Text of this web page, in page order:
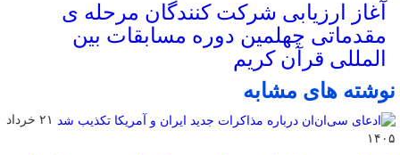
آغاز ارزیابی شرکت کنندگان مرحله ی
مقدماتی چهلمین دوره مسابقات بین
المللی قرآن کریم
نوشته های مشابه
۲۱ خرداد
۱۴۰۵